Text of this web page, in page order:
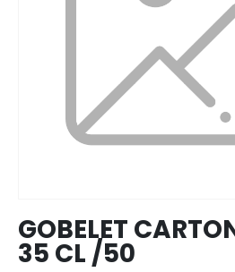
images
gallery
GOBELET
35 CL /50